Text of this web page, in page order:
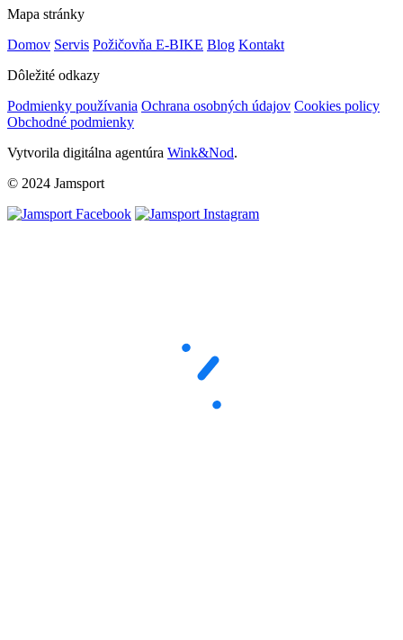
Mapa stránky
Domov Servis Požičovňa E-BIKE Blog Kontakt
Dôležité odkazy
Podmienky používania Ochrana osobných údajov Cookies policy
Obchodné podmienky
Vytvorila digitálna agentúra Wink&Nod.
© 2024 Jamsport